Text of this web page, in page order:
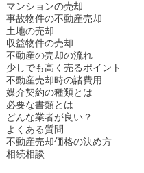
マンションの売却
事故物件の不動産売却
土地の売却
収益物件の売却
不動産の売却の流れ
少しでも高く売るポイント
不動産売却時の諸費用
媒介契約の種類とは
必要な書類とは
どんな業者が良い？
よくある質問
不動産売却価格の決め方
相続相談